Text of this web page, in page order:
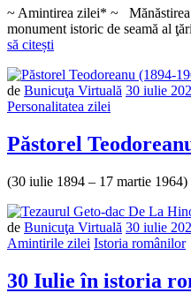
~ Amintirea zilei* ~
monument istoric de seamă al
să citești
de Bunicuţa Virtuală 30 iulie
Personalitatea zilei
Păstorel
(30 iulie 1894 – 17 martie 1964)
de Bunicuţa Virtuală 30 iulie
Amintirile zilei Istoria românilor
30 Iulie în istoria